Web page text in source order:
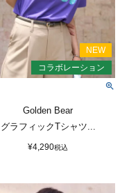
Golden Bear
グラフィックTシャツ...
¥4,290税込